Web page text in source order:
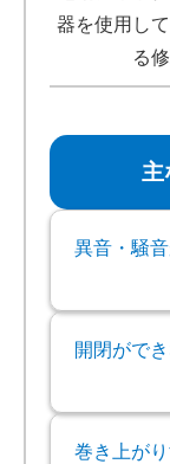
器を使用し
る
異音・騒
開閉がで
巻き上が